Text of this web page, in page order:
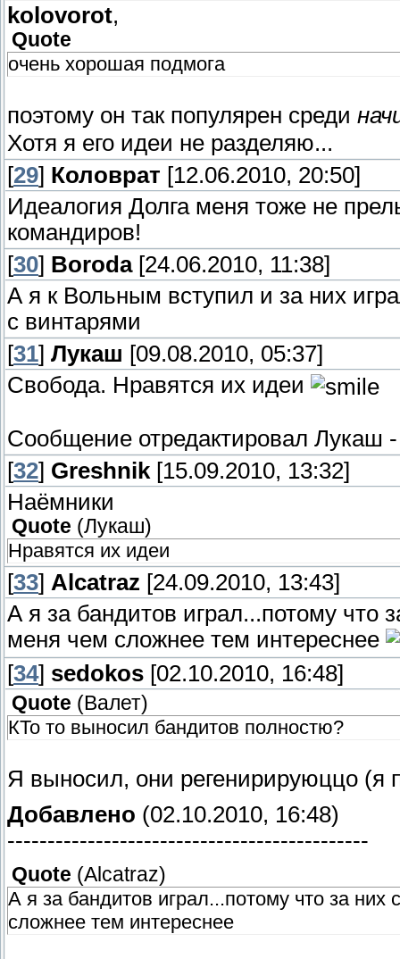
kolovorot,
Quote
очень хорошая подмога
поэтому он так популярен среди
Хотя я его идеи не разделяю...
[29] Коловрат [12.06.2010, 20:50]
Идеалогия Долга меня тоже не
командиров!
[30] Boroda[24.06.2010, 11:38]
А я к Вольным вступил и за них
с винтарями
[31] Лукаш [09.08.2010, 05:37]
Свобода. Нравятся их идеи
Сообщение отредактировал Лукаш
[32] Greshnik [15.09.2010, 13:32]
Наёмники
Quote (Лукаш)
Нравятся их идеи
[33] Alcatraz [24.09.2010, 13:43]
А я за бандитов играл...потому что
меня чем сложнее тем интереснее
[34] sedokos [02.10.2010, 16:48]
Quote ( Валет)
КТо то выносил бандитов полностю?
Я выносил, они регенирируюццо (я
Добавлено (02.10.2010, 16:48)
---------------------------------------------
Quote (Alcatraz)
А я за бандитов играл...потому что за
сложнее тем интереснее